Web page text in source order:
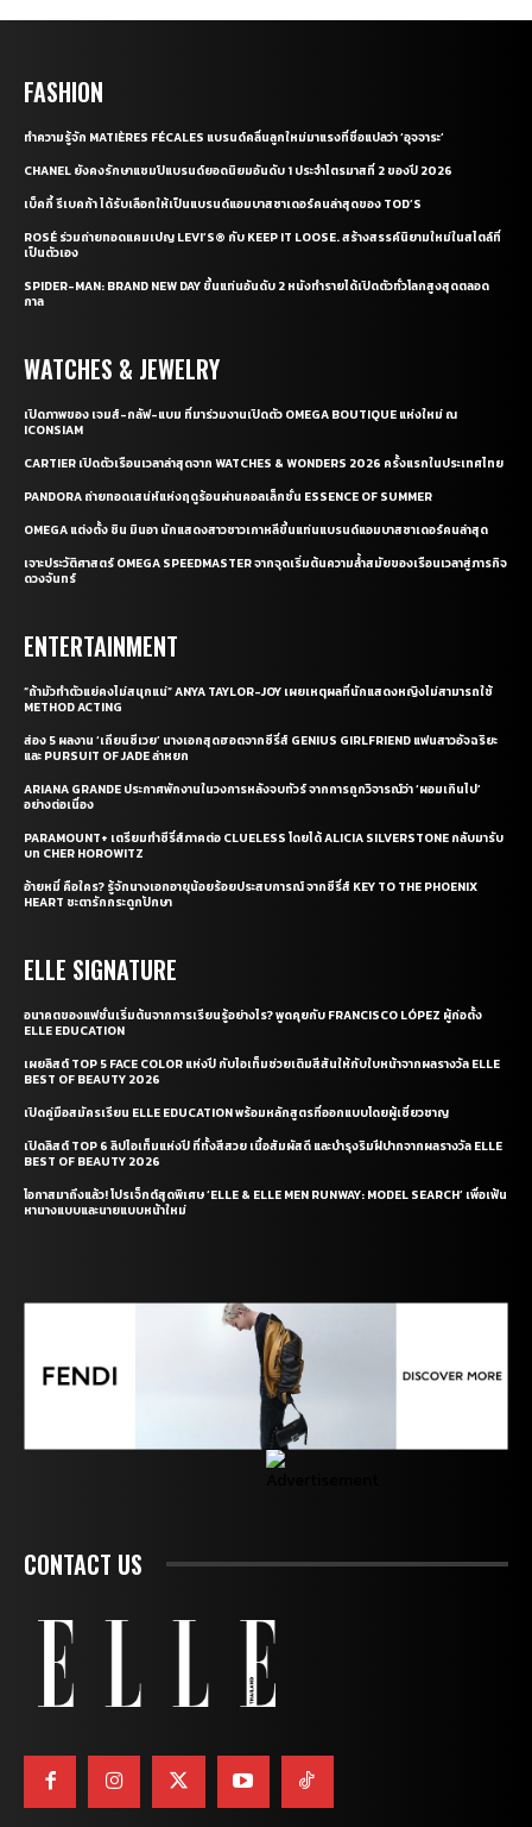
FASHION
ทำความรู้จัก MATIÈRES FÉCALES แบรนด์คลื่นลูกใหม่มาแรงที่ชื่อแปลว่า ‘อุจจาระ’
CHANEL ยังคงรักษาแชมป์แบรนด์ยอดนิยมอันดับ 1 ประจำไตรมาสที่ 2 ของปี 2026
เบ็คกี้ รีเบคก้า ได้รับเลือกให้เป็นแบรนด์แอมบาสซาเดอร์คนล่าสุดของ TOD’S
ROSÉ ร่วมถ่ายทอดแคมเปญ LEVI’S® กับ KEEP IT LOOSE. สร้างสรรค์นิยามใหม่ในสไตล์ที่
เป็นตัวเอง
SPIDER-MAN: BRAND NEW DAY ขึ้นแท่นอันดับ 2 หนังทำรายได้เปิดตัวทั่วโลกสูงสุดตลอด
กาล
WATCHES & JEWELRY
เปิดภาพของ เจมส์-กลัฟ-แบม ที่มาร่วมงานเปิดตัว OMEGA BOUTIQUE แห่งใหม่ ณ
ICONSIAM
CARTIER เปิดตัวเรือนเวลาล่าสุดจาก WATCHES & WONDERS 2026 ครั้งแรกในประเทศไทย
PANDORA ถ่ายทอดเสน่ห์แห่งฤดูร้อนผ่านคอลเล็กชั่น ESSENCE OF SUMMER
OMEGA แต่งตั้ง ชิน มินอา นักแสดงสาวชาวเกาหลีขึ้นแท่นแบรนด์แอมบาสซาเดอร์คนล่าสุด
เจาะประวัติศาสตร์ OMEGA SPEEDMASTER จากจุดเริ่มต้นความล้ำสมัยของเรือนเวลาสู่ภารกิจ
ดวงจันทร์
ENTERTAINMENT
“ถ้ามัวทำตัวแย่คงไม่สนุกแน่” ANYA TAYLOR-JOY เผยเหตุผลที่นักแสดงหญิงไม่สามารถใช้
METHOD ACTING
ส่อง 5 ผลงาน ‘เถียนซีเวย’ นางเอกสุดฮอตจากซีรี่ส์ GENIUS GIRLFRIEND แฟนสาวอัจฉริยะ
และ PURSUIT OF JADE ล่าหยก
ARIANA GRANDE ประกาศพักงานในวงการหลังจบทัวร์ จากการถูกวิจารณ์ว่า ‘ผอมเกินไป’
อย่างต่อเนื่อง
PARAMOUNT+ เตรียมทำซีรี่ส์ภาคต่อ CLUELESS โดยได้ ALICIA SILVERSTONE กลับมารับ
บท CHER HOROWITZ
อ้ายหมี่ คือใคร? รู้จักนางเอกอายุน้อยร้อยประสบการณ์ จากซีรี่ส์ KEY TO THE PHOENIX
HEART ชะตารักกระดูกปักษา
ELLE SIGNATURE
อนาคตของแฟชั่นเริ่มต้นจากการเรียนรู้อย่างไร? พูดคุยกับ FRANCISCO LÓPEZ ผู้ก่อตั้ง
ELLE EDUCATION
เผยลิสต์ TOP 5 FACE COLOR แห่งปี กับไอเท็มช่วยเติมสีสันให้กับใบหน้าจากผลรางวัล ELLE
BEST OF BEAUTY 2026
เปิดคู่มือสมัครเรียน ELLE EDUCATION พร้อมหลักสูตรที่ออกแบบโดยผู้เชี่ยวชาญ
เปิดลิสต์ TOP 6 ลิปไอเท็มแห่งปี ที่ทั้งสีสวย เนื้อสัมผัสดี และบำรุงริมฝีปากจากผลรางวัล ELLE
BEST OF BEAUTY 2026
โอกาสมาถึงแล้ว! โปรเจ็กต์สุดพิเศษ ‘ELLE & ELLE MEN RUNWAY: MODEL SEARCH’ เพื่อเฟ้น
หานางแบบและนายแบบหน้าใหม่
CONTACT US